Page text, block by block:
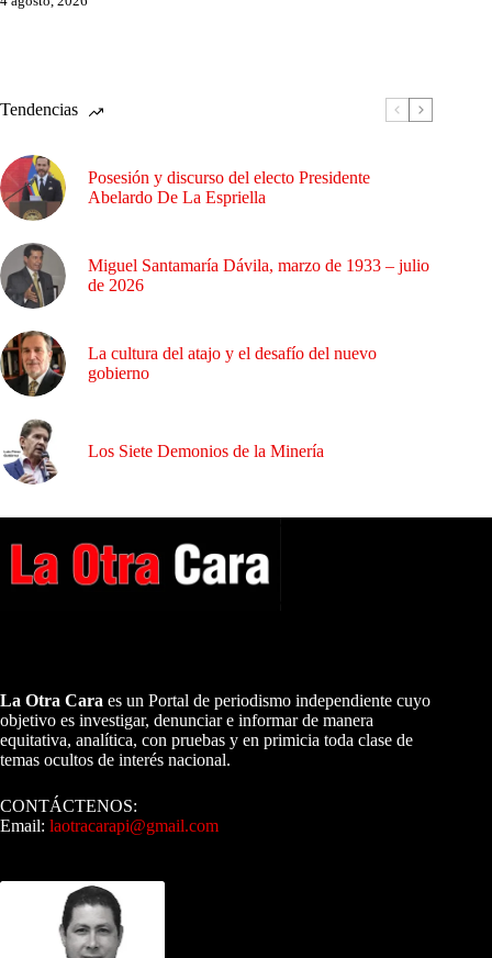
Tendencias
Posesión y discurso del electo Presidente
Abelardo De La Espriella
Miguel Santamaría Dávila, marzo de 1933 – julio
de 2026
La cultura del atajo y el desafío del nuevo
gobierno
Los Siete Demonios de la Minería
La Otra Cara es un Portal de periodismo independiente cuyo
objetivo es investigar, denunciar e informar de manera
equitativa, analítica, con pruebas y en primicia toda clase de
temas ocultos de interés nacional.
CONTÁCTENOS:
Email: laotracarapi@gmail.com